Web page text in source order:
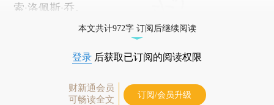
索·洛佩斯·乔。
本文共计972字 订阅后继续阅读
登录 后获取已订阅的阅读权限
财新通会员
可畅读全文
订阅/会员升级